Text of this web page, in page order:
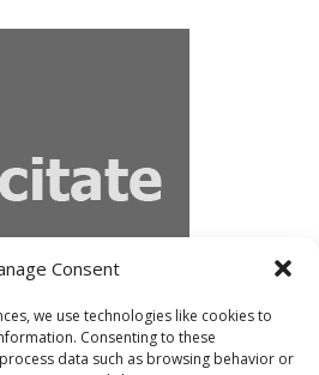
Consent
we use technologies like cookies to
Consenting to these
data such as browsing behavior or